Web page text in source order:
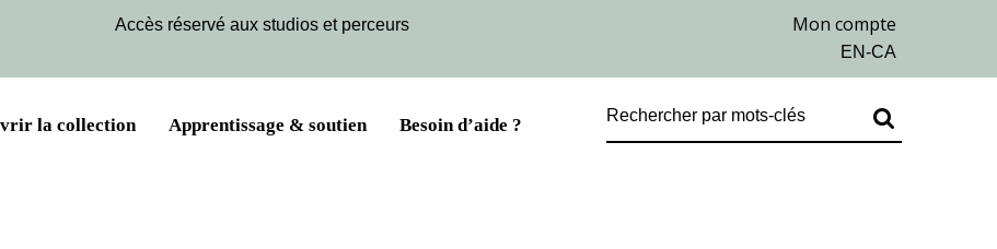
Accès réservé aux studios et perceurs
la collection Apprentissage & soutien Besoin d’aide ?